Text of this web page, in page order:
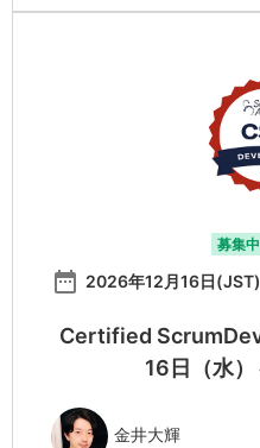
募集中
date_range 2026年12月16日
Certified
16日（水）
金井大輝